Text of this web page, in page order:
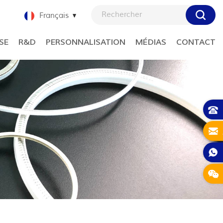
Français
R&D PERSONNALISATION MÉDIAS CONTACT